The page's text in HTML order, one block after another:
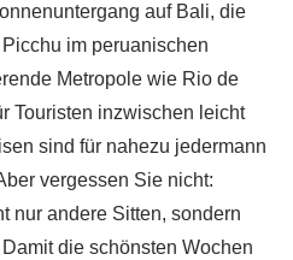
auf Bali, die
im peruanischen
Metropole wie Rio de
Touristen inzwischen leicht
sind für nahezu jedermann
vergessen Sie nicht:
nur andere Sitten, sondern
die schönsten Wochen